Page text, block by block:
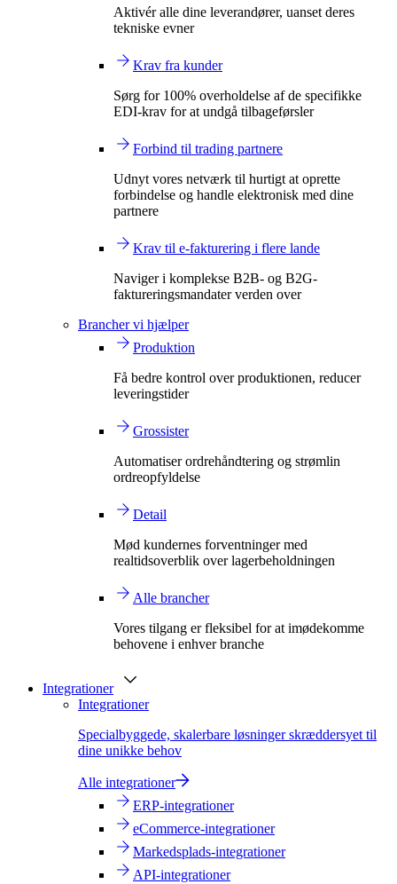
Aktivér alle dine leverandører, uanset deres
tekniske evner
Krav fra kunder
Sørg for 100% overholdelse af de specifikke
EDI-krav for at undgå tilbageførsler
Forbind til trading partnere
Udnyt vores netværk til hurtigt at oprette
forbindelse og handle elektronisk med dine
partnere
Krav til e-fakturering i flere lande
Naviger i komplekse B2B- og B2G-
faktureringsmandater verden over
Brancher vi hjælper
Produktion
Få bedre kontrol over produktionen, reducer
leveringstider
Grossister
Automatiser ordrehåndtering og strømlin
ordreopfyldelse
Detail
Mød kundernes forventninger med
realtidsoverblik over lagerbeholdningen
Alle brancher
Vores tilgang er fleksibel for at imødekomme
behovene i enhver branche
Integrationer
Integrationer
Specialbyggede, skalerbare løsninger skræddersyet til
dine unikke behov
Alle integrationer
ERP-integrationer
eCommerce-integrationer
Markedsplads-integrationer
API-integrationer